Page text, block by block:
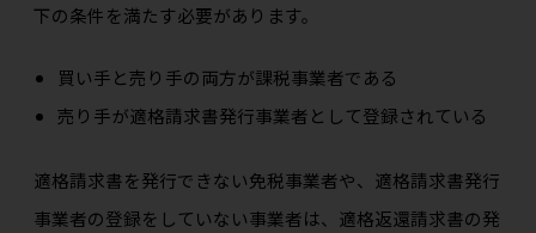
下の条件を満たす必要があります。
買い手と売り手の両方が課税事業者である
売り手が適格請求書発行事業者として登録されている
適格請求書を発行できない免税事業者や、適格請求書発行
事業者の登録をしていない事業者は、適格返還請求書の発